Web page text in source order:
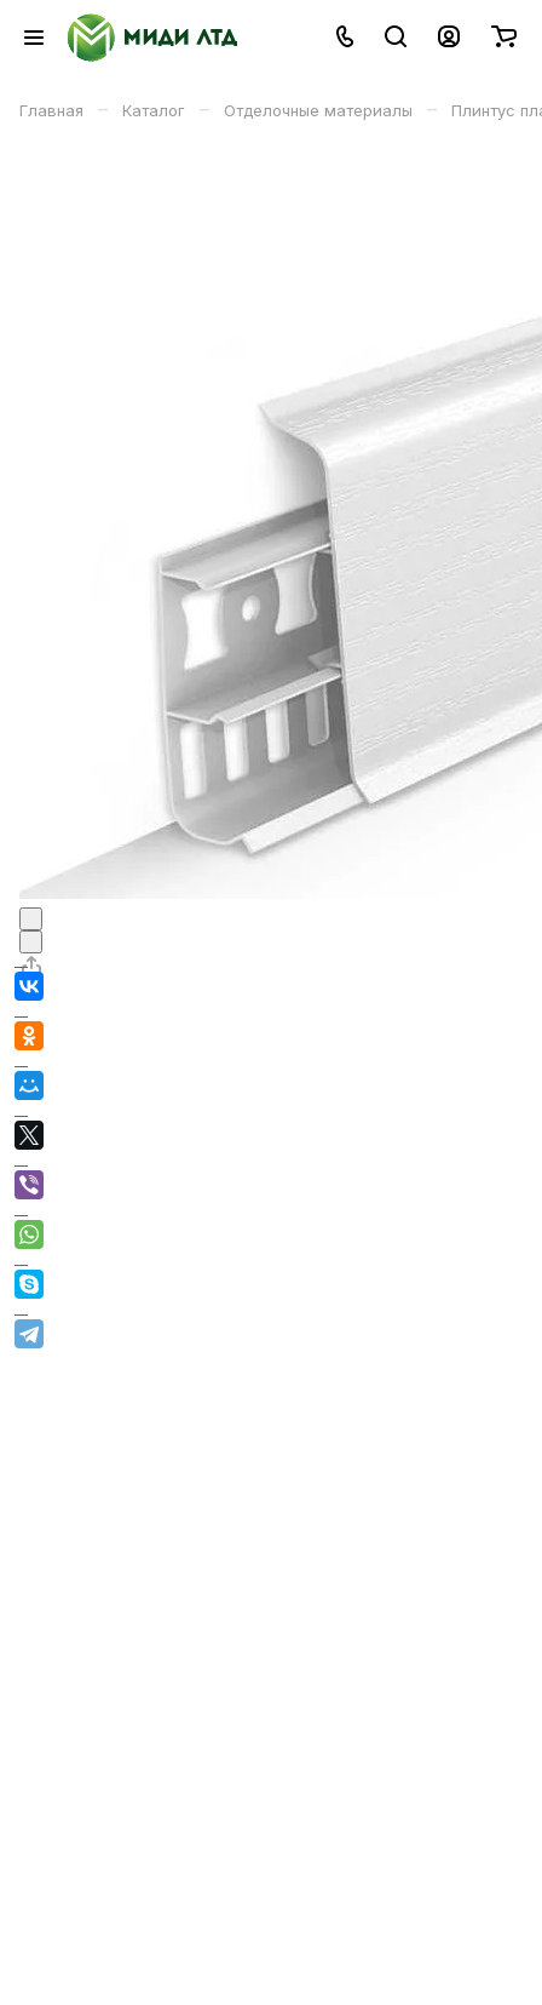
Главная – Каталог – Отделочные материалы – Плинтус